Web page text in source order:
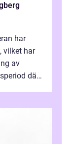
har
vilket har
av
där